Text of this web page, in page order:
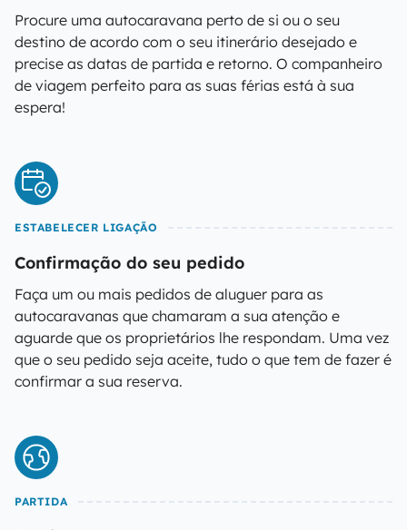
Procure uma autocaravana perto de si ou o seu
destino de acordo com o seu itinerário desejado e
precise as datas de partida e retorno. O companheiro
de viagem perfeito para as suas férias está à sua
espera!
ESTABELECER LIGAÇÃO
Confirmação do seu pedido
Faça um ou mais pedidos de aluguer para as
autocaravanas que chamaram a sua atenção e
aguarde que os proprietários lhe respondam. Uma vez
que o seu pedido seja aceite, tudo o que tem de fazer é
confirmar a sua reserva.
PARTIDA